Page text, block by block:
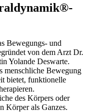
Bewegungs- und
von dem Arzt Dr.
Yolande Deswarte.
menschliche Bewegung
bietet, funktionelle
des Körpers oder
Körper als Ganzes.